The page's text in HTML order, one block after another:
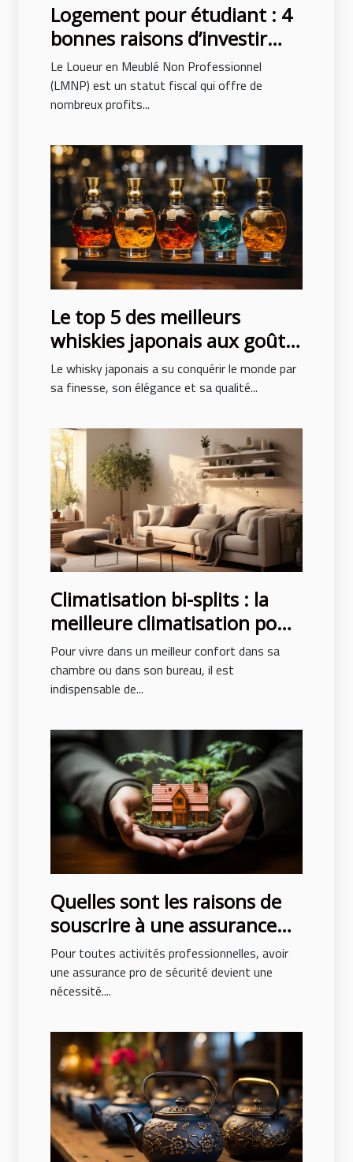
Logement pour étudiant : 4
bonnes raisons d’investir
avec le LMNP
Le Loueur en Meublé Non Professionnel
(LMNP) est un statut fiscal qui offre de
nombreux profits...
Le top 5 des meilleurs
whiskies japonais aux goûts
exceptionnels
Le whisky japonais a su conquérir le monde par
sa finesse, son élégance et sa qualité...
Climatisation bi-splits : la
meilleure climatisation pour
un confort des pièces
Pour vivre dans un meilleur confort dans sa
chambre ou dans son bureau, il est
indispensable de...
Quelles sont les raisons de
souscrire à une assurance
pro sécurité ?
Pour toutes activités professionnelles, avoir
une assurance pro de sécurité devient une
nécessité....